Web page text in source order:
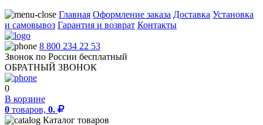
Главная Оформление заказа Доставка Установка
и самовывоз Гарантия и возврат Контакты
8 800 234 22 53
Звонок по России бесплатный
ОБРАТНЫЙ ЗВОНОК
0
В корзине
0 товаров, 0.
Каталог товаров